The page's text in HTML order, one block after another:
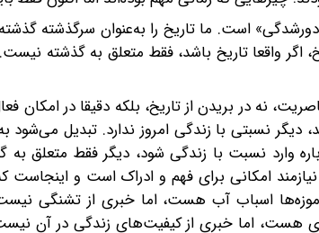
است. ما تاریخ را به‌عنوان سرگذشته
اگر واقعا تاریخ باشد، فقط متعلق به گذشته
نه در بریدن از تاریخ، بلکه دقیقا در امکان
دیگر نسبتی با زندگی امروز ندارد. تبدیل می‌شود
وارد نسبت با زندگی شود، دیگر فقط متعلق
امکانی برای فهم و ادراک است و اینجاست
موزه‌ها اسباب آب هست، اما خبری از تشنگی
هست، اما خبری از کیفیت‌های زندگی در آن